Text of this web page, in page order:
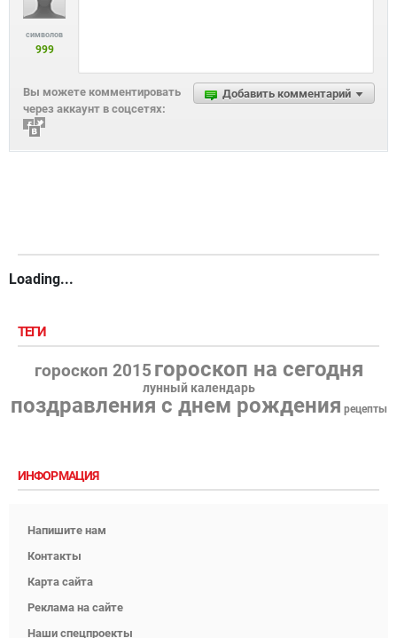
символов
999
Добавить комментарий
Вы можете комментировать
через аккаунт в соцсетях:
Loading...
ТЕГИ
гороскоп 2015 гороскоп на сегодня
лунный календарь
поздравления с днем рождения рецепты
ИНФОРМАЦИЯ
Напишите нам
Контакты
Карта сайта
Реклама на сайте
Наши спецпроекты